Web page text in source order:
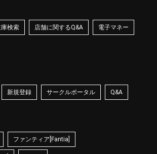
検索 店舗に関するQ&A 電子マネー
新規登録 サークルポータル Q&A
ファンティア[Fantia]